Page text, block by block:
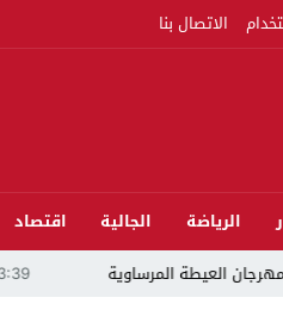
الاتصال بنا
الرياضة الجالية اقتصاد
23:39 مواطن يلجأ للقضاء ويتهم مرشحًا